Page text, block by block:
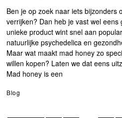
Ben je op zoek naar iets bijzonders
verrijken? Dan heb je vast wel
unieke product wint snel aan
natuurlijke psychedelica en
Maar wat maakt mad honey zo
willen kopen? Laten we dat eens
Mad honey is een
Blog